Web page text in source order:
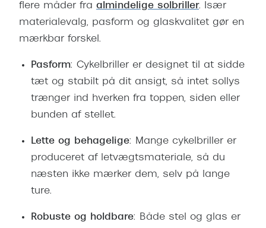
flere måder fra almindelige solbriller.
Især
materialevalg, pasform og glaskvalitet gør en
mærkbar forskel.
Pasform: Cykelbriller er designet til at sidde
tæt og stabilt på dit ansigt, så intet sollys
trænger ind hverken fra toppen, siden eller
bunden af stellet.
Lette og behagelige: Mange cykelbriller er
produceret af letvægtsmateriale, så du
næsten ikke mærker dem, selv på lange
ture.
Robuste og holdbare: Både stel og glas er